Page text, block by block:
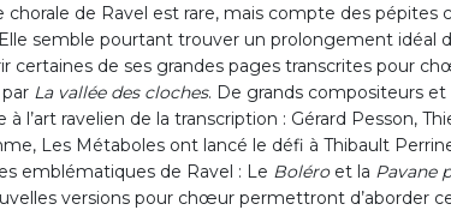
chorale de Ravel est rare, mais compte des pépites
semble pourtant trouver un prolongement idéal
certaines de ses grandes pages transcrites pour
La vallée des cloches. De grands compositeurs
à l’art ravelien de la transcription : Gérard Pesson,
Les Métaboles ont lancé le défi à Thibault
emblématiques de Ravel : Le Boléro et la Pavane
versions pour chœur permettront d’aborder